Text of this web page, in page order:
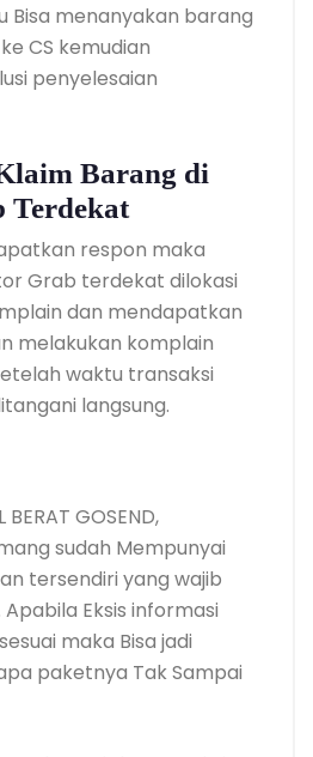
Bisa menanyakan barang
CS kemudian
penyelesaian
Barang di
Terdekat
respon maka
Grab terdekat dilokasi
dan mendapatkan
melakukan komplain
waktu transaksi
langsung.
GOSEND,
sudah Mempunyai
tersendiri yang wajib
Eksis informasi
maka Bisa jadi
paketnya Tak Sampai